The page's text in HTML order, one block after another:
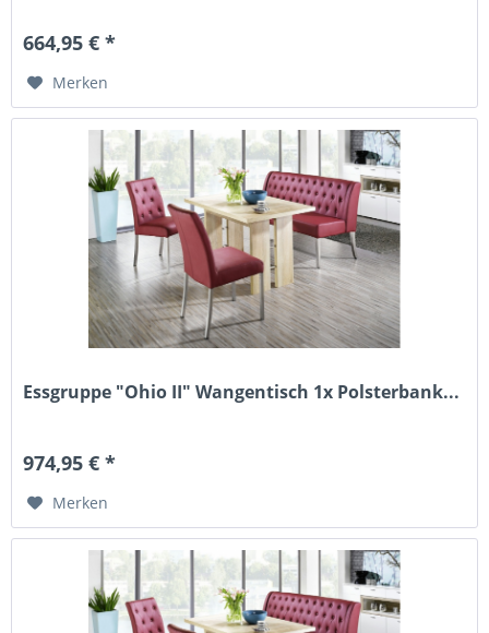
664,95 € *
Merken
Essgruppe "Ohio II" Wangentisch 1x Polsterbank...
974,95 € *
Merken